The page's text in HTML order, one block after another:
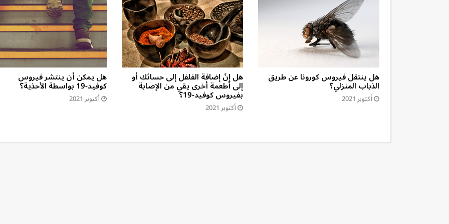
هل يمكن أن ينتشر فيروس
كوفيد-19 بواسطة الأحذية؟
أكتوبر 2021
هل إنّ إضافة الفلفل إلى حسائك أو
إلى أطعمة أخرى يقي من الإصابة
بفيروس كوفيد-19؟
أكتوبر 2021
هل ينتقل فيروس كورونا عن طريق
الذباب المنزلي؟
أكتوبر 2021